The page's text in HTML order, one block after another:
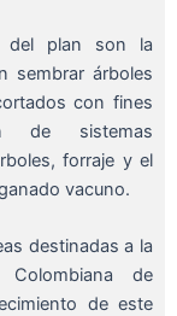
del plan son la
sembrar árboles
con fines
de sistemas
forraje y el
vacuno.
destinadas a la
de
de este